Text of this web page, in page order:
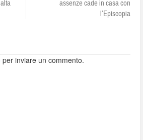
assenze cade in casa con
l’Episcopia
per inviare un commento.